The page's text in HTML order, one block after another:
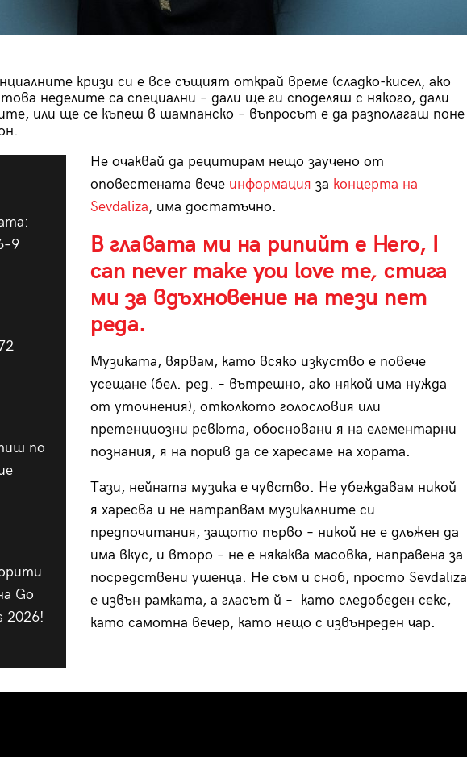
кризи си е все същият открай време (сладко-кисел, ако
неделите са специални – дали ще ги споделяш с някого, дали
или ще се къпеш в шампанско – въпросът е да разполагаш поне
по
Go
2026!
Не очаквай да рецитирам нещо заучено от
оповестената вече информация за концерта на
Sevdaliza, има достатъчно.
В главата ми на рипийт е Hero, I
can never make you love me, стига
ми за вдъхновение на тези пет
реда.
Музиката, вярвам, като всяко изкуство е повече
усещане (бел. ред. – вътрешно, ако някой има нужда
от уточнения), отколкото голословия или
претенциозни ревюта, обосновани я на елементарни
познания, я на порив да се харесаме на хората.
Тази, нейната музика е чувство. Не убеждавам никой
я харесва и не натрапвам музикалните си
предпочитания, защото първо – никой не е длъжен да
има вкус, и второ – не е някаква масовка, направена за
посредствени ушенца. Не съм и сноб, просто Sevdaliza
е извън рамката, а гласът й – като следобеден секс,
като самотна вечер, като нещо с извънреден чар.